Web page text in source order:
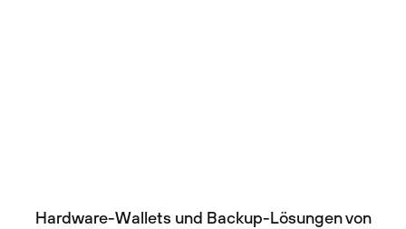
Hardware-Wallets und Backup-Lösungen von